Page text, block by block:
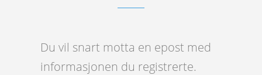
Du vil snart motta en epost med
informasjonen du registrerte.